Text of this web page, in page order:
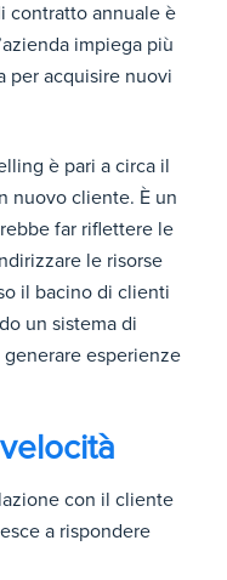
contratto annuale è
impiega più
per acquisire nuovi
è pari a circa il
nuovo cliente. È un
far riflettere le
le risorse
il bacino di clienti
un sistema di
esperienze
con il cliente
a rispondere